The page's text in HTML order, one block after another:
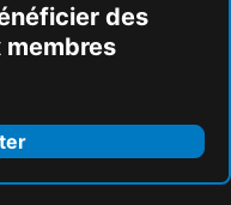
des